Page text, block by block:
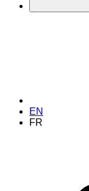
EN
FR